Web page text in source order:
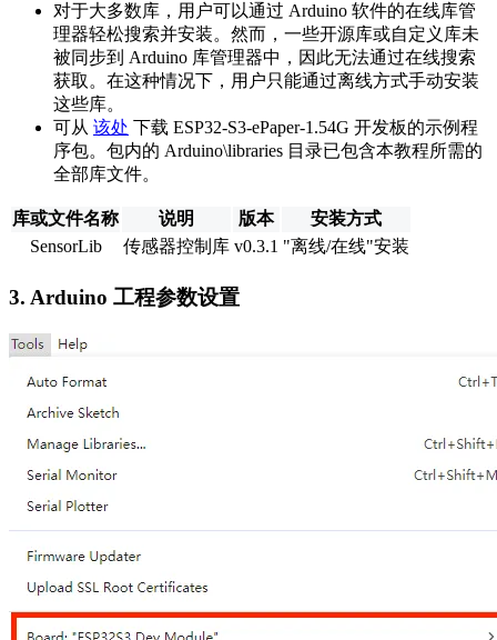
对于大多数库，用户可以通过 Arduino 软件的在线库管
理器轻松搜索并安装。然而，一些开源库或自定义库未
被同步到 Arduino 库管理器中，因此无法通过在线搜索
获取。在这种情况下，用户只能通过离线方式手动安装
这些库。
可从 该处 下载 ESP32-S3-ePaper-1.54G 开发板的示例程
序包。包内的 Arduino\libraries 目录已包含本教程所需的
全部库文件。
库或文件名称 说明 版本
安装方式
SensorLib
传感器控制库 v0.3.1 "离线/在线"安装
3. Arduino 工程参数设置